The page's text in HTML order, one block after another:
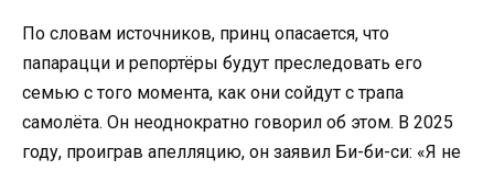
По словам источников, принц опасается, что
папарацци и репортёры будут преследовать его
семью с того момента, как они сойдут с трапа
самолёта. Он неоднократно говорил об этом. В 2025
году, проиграв апелляцию, он заявил Би-би-си: «Я не